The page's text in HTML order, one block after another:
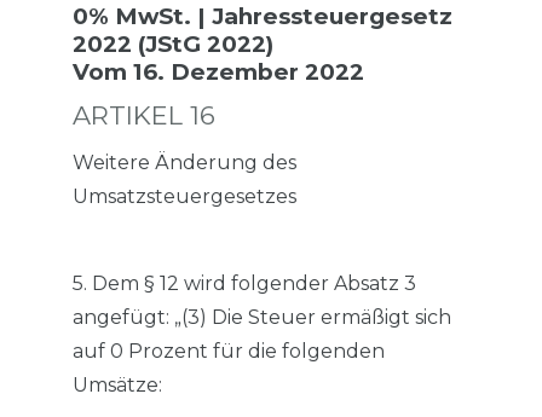
0% MwSt. | Jahressteuergesetz
2022 (JStG 2022)
Vom 16. Dezember 2022
ARTIKEL 16
Weitere Änderung des
Umsatzsteuergesetzes
5. Dem § 12 wird folgender Absatz 3
angefügt: „(3) Die Steuer ermäßigt sich
auf 0 Prozent für die folgenden
Umsätze: